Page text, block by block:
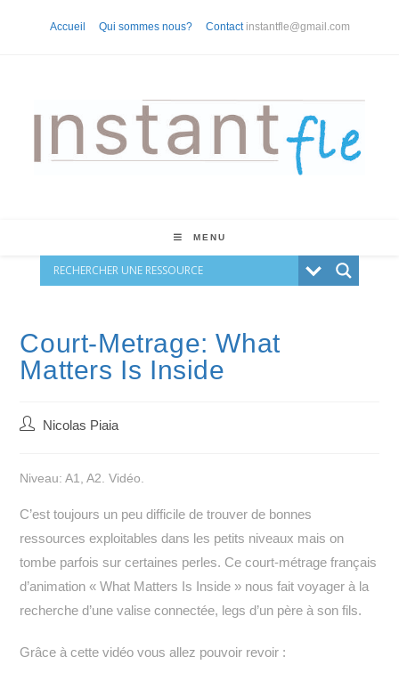
Accueil Qui sommes nous? Contact instantfle@gmail.com
MENU
Court-Metrage: What
Matters Is Inside
Auteur/autrice
publication :
Nicolas Piaia
Niveau: A1, A2. Vidéo.
C’est toujours un peu difficile de trouver de bonnes
ressources exploitables dans les petits niveaux mais on
tombe parfois sur certaines perles. Ce court-métrage français
d’animation « What Matters Is Inside » nous fait voyager à la
recherche d’une valise connectée, legs d’un père à son fils.
Grâce à cette vidéo vous allez pouvoir revoir :